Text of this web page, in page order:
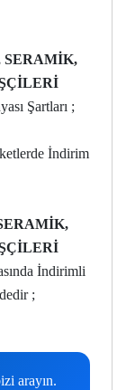
Şartları ;
İndirim
İndirimli
;
arayın.